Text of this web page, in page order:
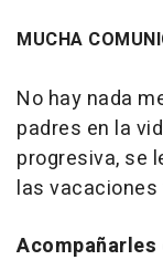
MUCHA
No hay nada
padres en la
progresiva, se
las vacaciones